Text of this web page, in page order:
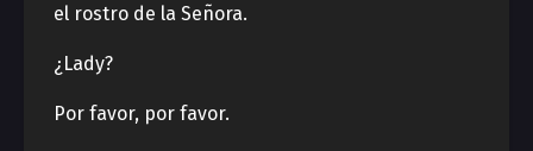
el rostro de la Señora.
¿Lady?
Por favor, por favor.